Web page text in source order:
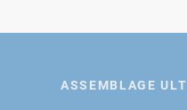
ASSEMBLAGE